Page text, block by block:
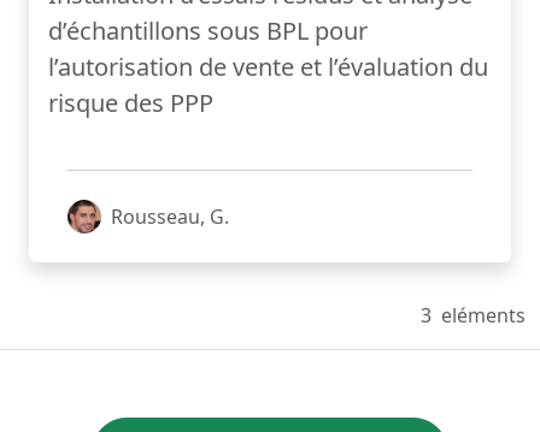
d’échantillons sous BPL pour
l’autorisation de vente et l’évaluation du
risque des PPP
Rousseau, G.
3 eléments